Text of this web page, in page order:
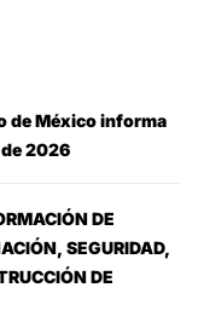
de México informa
2026
DE
SEGURIDAD,
DE